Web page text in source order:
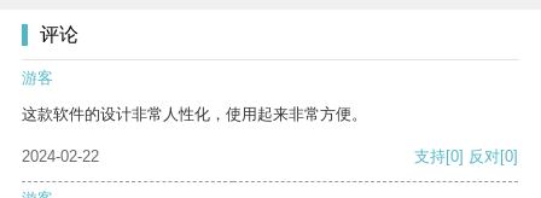
评论
游客
这款软件的设计非常人性化，使用起来非常方便。
2024-02-22 支持[0] 反对[0]